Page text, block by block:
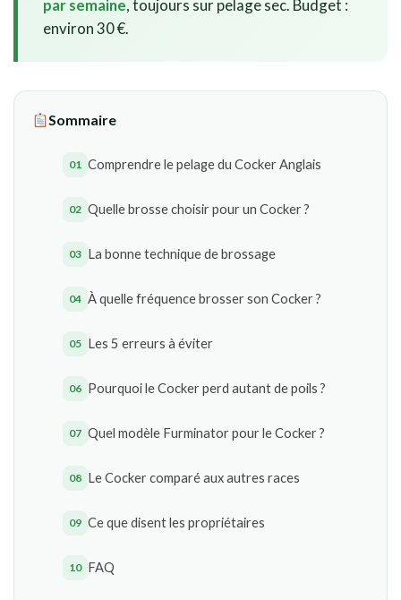
par semaine, toujours sur pelage sec. Budget :
environ 30 €.
Sommaire
Comprendre le pelage du Cocker Anglais
Quelle brosse choisir pour un Cocker ?
La bonne technique de brossage
À quelle fréquence brosser son Cocker ?
Les 5 erreurs à éviter
Pourquoi le Cocker perd autant de poils ?
Quel modèle Furminator pour le Cocker ?
Le Cocker comparé aux autres races
Ce que disent les propriétaires
FAQ